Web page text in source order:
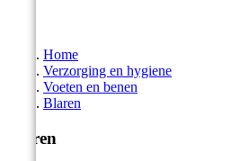
Home
Verzorging en hygiene
Voeten en benen
Blaren
Blaren